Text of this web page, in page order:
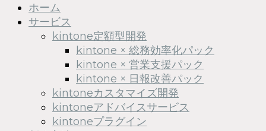
ホーム
サービス
kintone定額型開発
kintone × 総務効率化パック
kintone × 営業支援パック
kintone × 日報改善パック
kintoneカスタマイズ開発
kintoneアドバイスサービス
kintoneプラグイン